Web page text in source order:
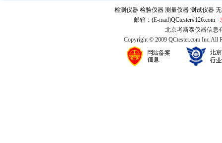
检测仪器 检验仪器 测量仪器 测试仪器
邮箱：(E-mail)QCtester#126.com
北京考斯泰仪器信息
Copyright © 2009 QCtester.com Inc.All